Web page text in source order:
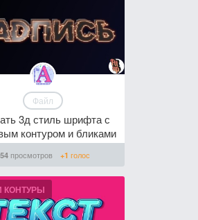
Файл
3д стиль шрифта с
контуром и бликами
просмотров +1 голос
КОНТУРЫ